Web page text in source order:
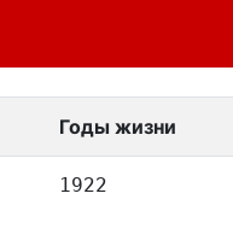
Годы жизни
1922